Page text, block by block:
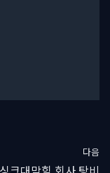
다음